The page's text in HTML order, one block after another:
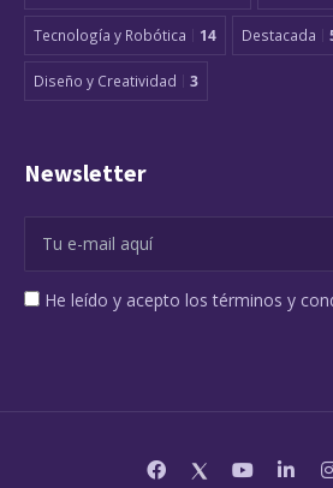
Tecnología y Robótica 14 Destacada
Diseño y Creatividad 3
Newsletter
He leído y acepto los términos y